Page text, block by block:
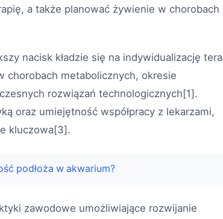
a także planować żywienie w chorobach
nacisk kładzie się na indywidualizację
chorobach metabolicznych, okresie
rozwiązań technologicznych[1].
oraz umiejętność współpracy z lekarzami,
kluczowa[3].
podłoża w akwarium?
zawodowe umożliwiające rozwijanie